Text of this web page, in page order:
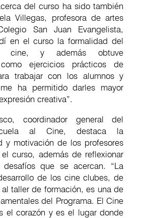
del curso ha sido también
Villegas, profesora de artes
San Juan Evangelista,
en el curso la formalidad del
cine, y además obtuve
como ejercicios prácticos de
trabajar con los alumnos y
ha permitido darles mayor
creativa”.
coordinador general del
al Cine, destaca la
y motivación de los profesores
curso, además de reflexionar
que se acercan. “La
de los cine clubes, de
taller de formación, es una de
del Programa. El Cine
el corazón y es el lugar donde